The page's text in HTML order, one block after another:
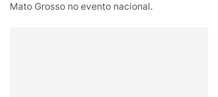
Mato Grosso no evento nacional.